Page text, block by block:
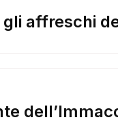
affreschi